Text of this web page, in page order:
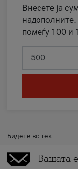
Внесете ја
надополните.
помеѓу 100 и
Бидете во тек